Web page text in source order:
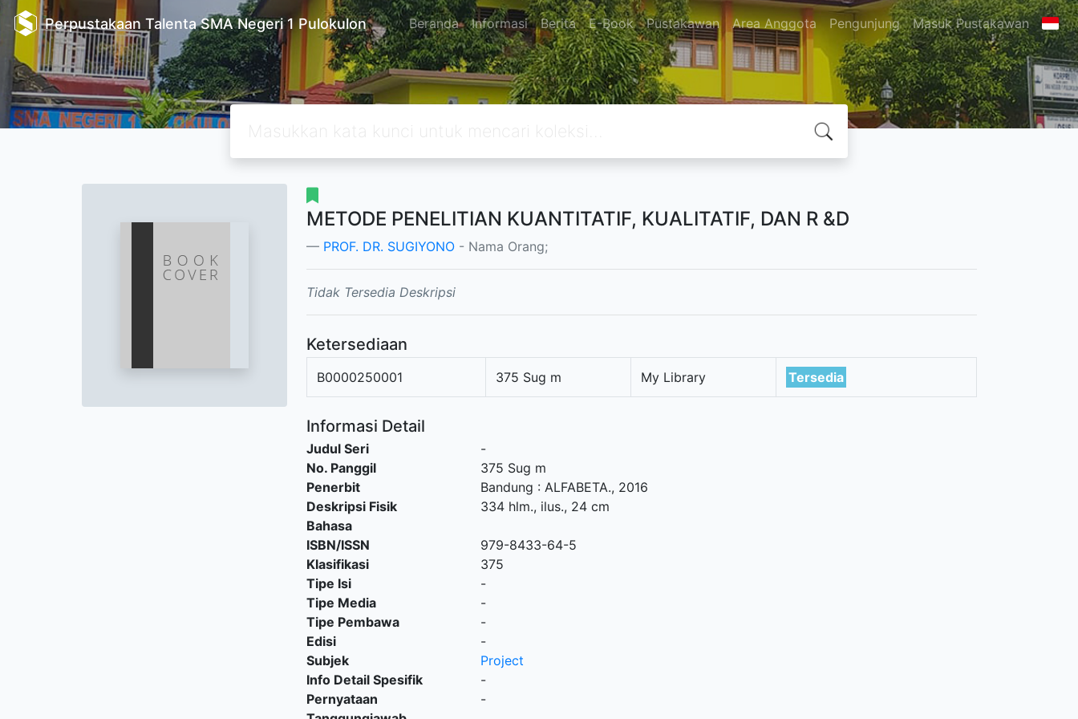
Perpustakaan Talenta SMA Negeri 1 Pulokulon Beranda Informasi Berita E-Book Pustakawan Area Anggota Pengunjung Masuk Pustakawan
METODE PENELITIAN KUANTITATIF, KUALITATIF, DAN R &D
PROF. DR. SUGIYONO - Nama Orang;
Tidak Tersedia Deskripsi
Ketersediaan
B0000250001 375 Sug m My Library Tersedia
Informasi Detail
Judul Seri
-
No. Panggil
375 Sug m
Penerbit
Bandung : ALFABETA., 2016
Deskripsi Fisik
334 hlm., ilus., 24 cm
Bahasa
ISBN/ISSN
979-8433-64-5
Klasifikasi
375
Tipe Isi
-
Tipe Media
-
Tipe Pembawa
-
Edisi
-
Subjek
Project
Info Detail Spesifik
-
Pernyataan
-